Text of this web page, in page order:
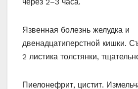
Язвенная болезнь желудка и
двенадцатиперстной кишки.
2 листика толстянки,
Пиелонефрит, цистит.